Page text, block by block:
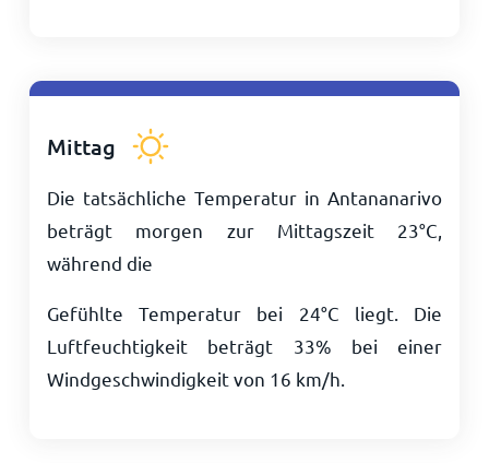
Mittag
Die tatsächliche Temperatur in Antananarivo
beträgt morgen zur Mittagszeit 23°C
während die
Gefühlte Temperatur bei 24°C liegt. Die
Luftfeuchtigkeit beträgt 33% bei einer
Windgeschwindigkeit von 16 km/h